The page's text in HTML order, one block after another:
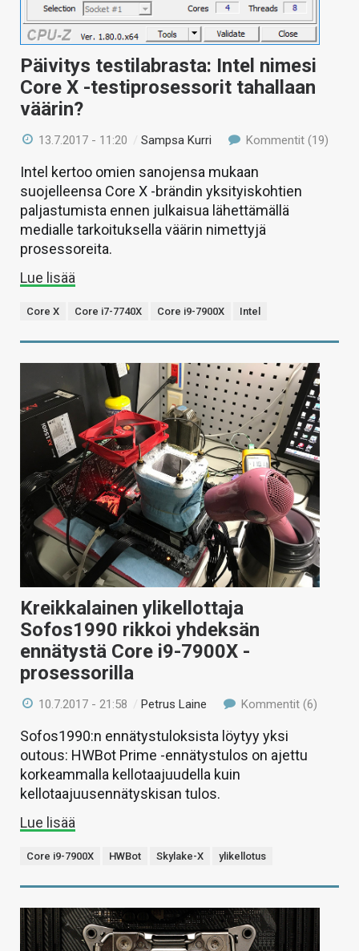
Päivitys testilabrasta: Intel nimesi
Core X -testiprosessorit tahallaan
väärin?
13.7.2017 - 11:20 /Sampsa Kurri Kommentit (19)
Intel kertoo omien sanojensa mukaan
suojelleensa Core X -brändin yksityiskohtien
paljastumista ennen julkaisua lähettämällä
medialle tarkoituksella väärin nimettyjä
prosessoreita.
Lue lisää
Core X Core i7-7740X Core i9-7900X Intel
Kreikkalainen ylikellottaja
Sofos1990 rikkoi yhdeksän
ennätystä Core i9-7900X -
prosessorilla
10.7.2017 - 21:58 / Petrus Laine Kommentit (6)
Sofos1990:n ennätystuloksista löytyy yksi
outous: HWBot Prime -ennätystulos on ajettu
korkeammalla kellotaajuudella kuin
kellotaajuusennätyskisan tulos.
Lue lisää
Core i9-7900X HWBot Skylake-X ylikellotus